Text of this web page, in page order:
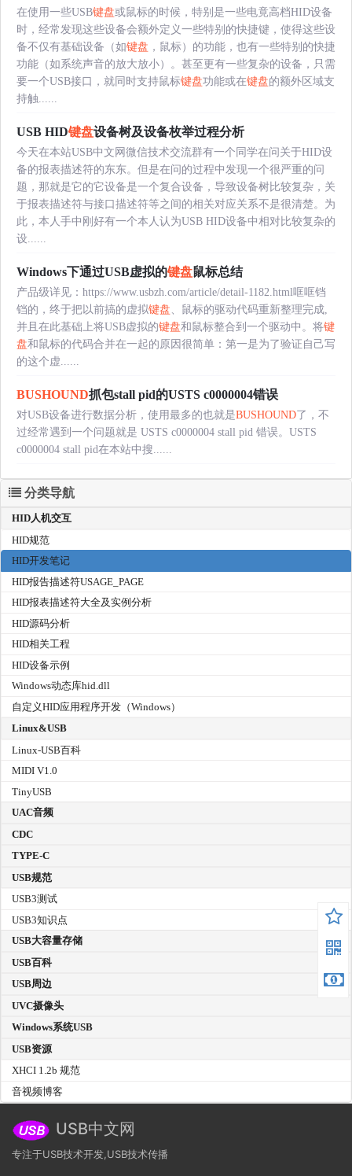
在使用一些USB键盘或鼠标的时候，特别是一些电竟高档HID设备
时，经常发现这些设备会额外定义一些特别的快捷键，使得这些设
备不仅有基础设备（如键盘 ，鼠标）的功能，也有一些特别的快捷
功能（如系统声音的放大放小）。甚至更有一些复杂的设备，只需
要一个USB接口，就同时支持鼠标键盘功能或在键盘的额外区域支
持触......
USB HID键盘设备树及设备枚举过程分析
今天在本站USB中文网微信技术交流群有一个同学在问关于HID设
备的报表描述符的东东。但是在问的过程中发现一个很严重的问
题，那就是它的它设备是一个复合设备，导致设备树比较复杂，关
于报表描述符与接口描述符等之间的相关对应关系不是很清楚。为
此，本人手中刚好有一个本人认为USB HID设备中相对比较复杂的
设......
Windows下通过USB虚拟的键盘鼠标总结
产品级详见：https://www.usbzh.com/article/detail-1182.html哐哐铛
铛的，终于把以前搞的虚拟键盘 、鼠标的驱动代码重新整理完成,
并且在此基础上将USB虚拟的键盘和鼠标整合到一个驱动中。将键
盘和鼠标的代码合并在一起的原因很简单：第一是为了验证自己写
的这个虚......
BUSHOUND抓包stall pid的USTS c0000004错误
对USB设备进行数据分析，使用最多的也就是BUSHOUND了，不
过经常遇到一个问题就是 USTS c0000004 stall pid 错误。USTS
c0000004 stall pid在本站中搜......
分类导航
HID人机交互
HID规范
HID开发笔记
HID报告描述符USAGE_PAGE
HID报表描述符大全及实例分析
HID源码分析
HID相关工程
HID设备示例
Windows动态库hid.dll
自定义HID应用程序开发（Windows）
Linux&USB
Linux-USB百科
MIDI V1.0
TinyUSB
UAC音频
CDC
TYPE-C
USB规范
USB3测试
USB3知识点
USB大容量存储
USB百科
USB周边
UVC摄像头
Windows系统USB
USB资源
XHCI 1.2b 规范
音视频博客
USB中文网
专注于USB技术开发,USB技术传播